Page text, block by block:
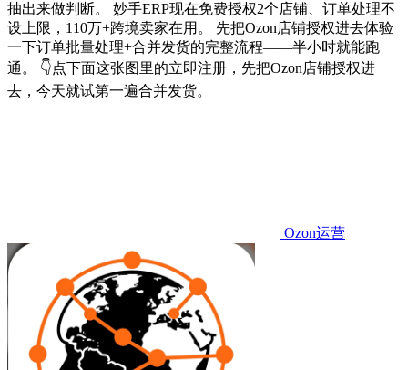
抽出来做判断。 妙手ERP现在免费授权2个店铺、订单处理不
设上限，110万+跨境卖家在用。 先把Ozon店铺授权进去体验
一下订单批量处理+合并发货的完整流程——半小时就能跑
通。 👇点下面这张图里的立即注册，先把Ozon店铺授权进
去，今天就试第一遍合并发货。
Ozon运营